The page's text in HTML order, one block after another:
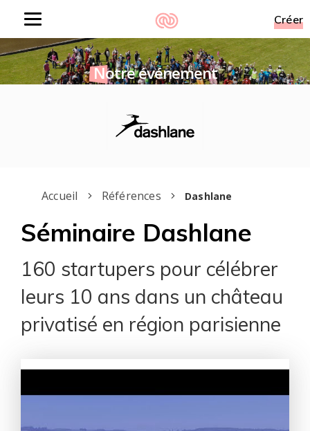
Toggle
Créer
Notre événement
merci boss
Accueil Références Dashlane
Séminaire Dashlane
160 startupers pour célébrer
leurs 10 ans dans un château
privatisé en région parisienne